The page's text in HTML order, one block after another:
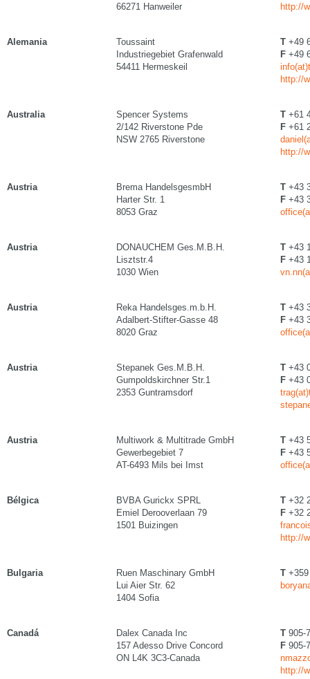
66271 Hanweiler
http://
Alemania
Toussaint
Industriegebiet Grafenwald
54411 Hermeskeil
T +49
F +49
http://
Australia
Spencer Systems
2/142 Riverstone Pde
NSW 2765 Riverstone
T +61
F +61
http://
Austria
Brema HandelsgesmbH
Harter Str. 1
8053 Graz
T +43
F +43
Austria
DONAUCHEM Ges.M.B.H.
Lisztstr.4
1030 Wien
T +43
F +43
Austria
Reka Handelsges.m.b.H.
Adalbert-Stifter-Gasse 48
8020 Graz
T +43
F +43
Austria
Stepanek Ges.M.B.H.
Gumpoldskirchner Str.1
2353 Guntramsdorf
T +43
F +43
Austria
Multiwork & Multitrade GmbH
Gewerbegebiet 7
AT-6493 Mils bei Imst
T +43
F +43
Bélgica
BVBA Gurickx SPRL
Emiel Derooverlaan 79
1501 Buizingen
T +32
F +32
http://
Bulgaria
Ruen Maschinary GmbH
Lui Aier Str. 62
1404 Sofia
T
Canadá
Dalex Canada Inc
157 Adesso Drive Concord
ON L4K 3C3-Canada
T 905-
F 905-
http://